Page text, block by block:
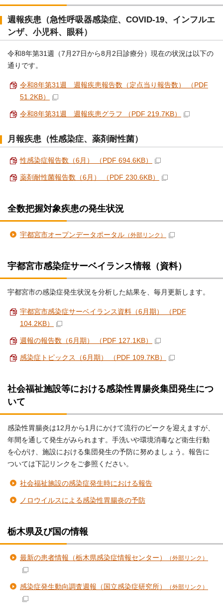
週報疾患（急性呼吸器感染症、COVID-19、インフルエ
ンザ、小児科、眼科）
令和8年第31週（7月27日から8月2日診療分）現在の状況は以下の
通りです。
令和8年第31週 週報疾患報告数（定点当り報告数） （PDF
51.2KB）
令和8年第31週 週報疾患グラフ （PDF 219.7KB）
月報疾患（性感染症、薬剤耐性菌）
性感染症報告数（6月） （PDF 694.6KB）
薬剤耐性菌報告数（6月） （PDF 230.6KB）
全数把握対象疾患の発生状況
宇都宮市オープンデータポータル （外部リンク）
宇都宮市感染症サーベイランス情報（資料）
宇都宮市の感染症発生状況を分析した結果を、毎月更新します。
宇都宮市感染症サーベイランス資料（6月期） （PDF
104.2KB）
週報の報告数（6月期） （PDF 127.1KB）
感染症トピックス（6月期） （PDF 109.7KB）
社会福祉施設等における感染性胃腸炎集団発生につ
いて
感染性胃腸炎は12月から1月にかけて流行のピークを迎えますが、
年間を通して発生がみられます。手洗いや環境消毒など衛生行動
を心がけ、施設における集団発生の予防に努めましょう。報告に
ついては下記リンクをご参照ください。
社会福祉施設の感染症発生時における報告
ノロウイルスによる感染性胃腸炎の予防
栃木県及び国の情報
最新の患者情報（栃木県感染症情報センター） （外部リンク）
感染症発生動向調査週報（国立感染症研究所） （外部リンク）